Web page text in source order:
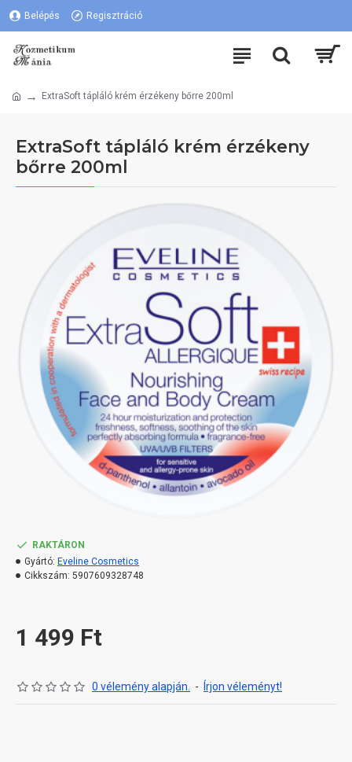
Belépés Regisztráció
ExtraSoft tápláló krém érzékeny bőrre 200ml
ExtraSoft tápláló krém érzékeny
bőrre 200ml
RAKTÁRON
Gyártó: Eveline Cosmetics
Cikkszám: 5907609328748
0 vélemény alapján. - Írjon véleményt!
1 499 Ft